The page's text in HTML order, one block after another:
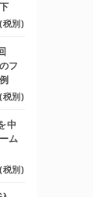
(税別)
フ
(税別)
中
ム
(税別)